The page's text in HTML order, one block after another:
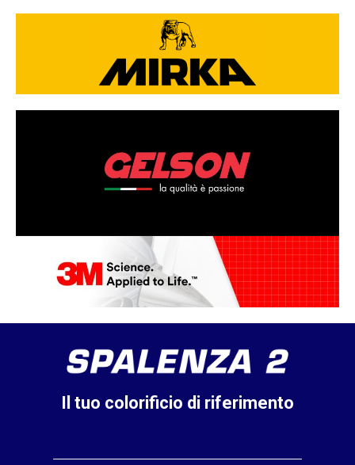
Il tuo colorificio di riferimento